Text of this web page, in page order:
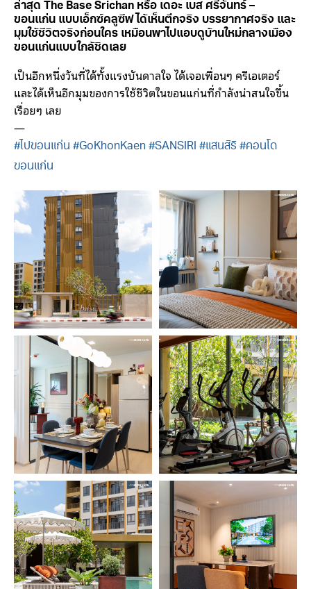
ล่าสุด The Base Srichan หรือ เดอะ เบส ศรีจันทร์ –
ขอนแก่น แบบเอ็กซ์คลูซีฟ ได้เห็นตึกจริง บรรยากาศจริง และ
มุมใช้ชีวิตจริงก่อนใคร เหมือนพาไปแอบดูบ้านใหม่กลางเมือง
ขอนแก่นแบบใกล้ชิดเลย
เป็นอีกหนึ่งวันที่ได้ทั้งแรงบันดาลใจ ได้เจอเพื่อนๆ ครีเอเตอร์
และได้เห็นอีกมุมของการใช้ชีวิตในขอนแก่นที่กำลังน่าสนใจขึ้น
เรื่อยๆ เลย
—
#ไปขอนแก่น #GoKhonKaen #SANSIRI #แสนสิริ #คอนโด
ขอนแก่น